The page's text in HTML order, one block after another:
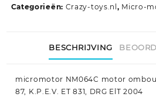
Categorieën: Crazy-toys.nl , Micro-
BESCHRIJVING
micromotor NM064C motor
87, K.P.E.V. ET 831, DRG ElT 2004